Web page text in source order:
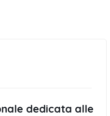
dedicata alle